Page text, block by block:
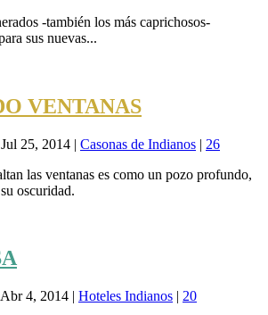
-también los más caprichosos-
sus nuevas...
VENTANAS
Jul 25, 2014 | Casonas de Indianos | 26
las ventanas es como un pozo profundo,
oscuridad.
Abr 4, 2014 | Hoteles Indianos | 20